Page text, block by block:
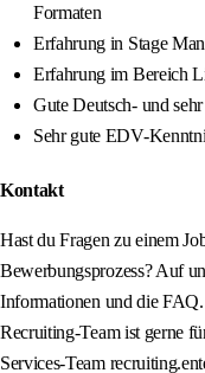
Formaten
Erfahrung in Stage
Erfahrung im Bereich
Gute Deutsch- und
Sehr gute EDV-
Kontakt
Hast du Fragen zu einem
Bewerbungsprozess? Auf
Informationen und die
Recruiting-Team ist gerne
Services-Team